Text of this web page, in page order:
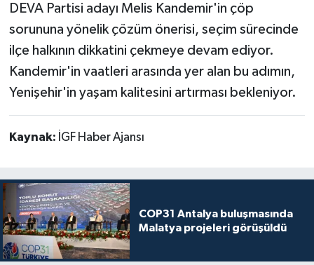
DEVA Partisi adayı Melis Kandemir'in çöp
sorununa yönelik çözüm önerisi, seçim sürecinde
ilçe halkının dikkatini çekmeye devam ediyor.
Kandemir'in vaatleri arasında yer alan bu adımın,
Yenişehir'in yaşam kalitesini artırması bekleniyor.
Kaynak: İGF Haber Ajansı
COP31 Antalya buluşmasında
Malatya projeleri görüşüldü